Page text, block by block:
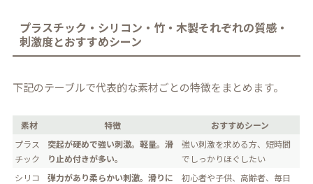
プラスチック・シリコン・竹・木製それぞれの質感・
刺激度とおすすめシーン
下記のテーブルで代表的な素材ごとの特徴をまとめます。
素材 特徴
おすすめシーン
プラス
チック
突起が硬めで強い刺激。軽量。滑
り止め付きが多い。
強い刺激を求める方、短時間
でしっかりほぐしたい
シリコ
弾力があり柔らかい刺激。滑りに
初心者や子供、高齢者、毎日